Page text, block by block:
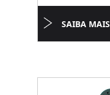
SAIBA MAIS